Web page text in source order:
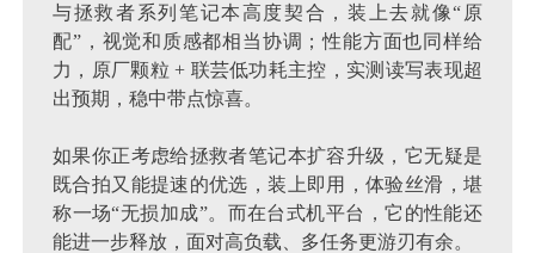
与拯救者系列笔记本高度契合，装上去就像“原
配”，视觉和质感都相当协调；性能方面也同样给
力，原厂颗粒 + 联芸低功耗主控，实测读写表现超
出预期，稳中带点惊喜。
如果你正考虑给拯救者笔记本扩容升级，它无疑是
既合拍又能提速的优选，装上即用，体验丝滑，堪
称一场“无损加成”。而在台式机平台，它的性能还
能进一步释放，面对高负载、多任务更游刃有余。